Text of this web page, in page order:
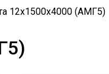
12х1500х4000 (АМГ5)